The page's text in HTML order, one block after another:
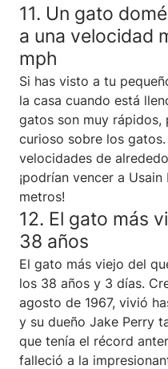
11. Un gato
a una velocidad
mph
Si has visto a tu
la casa cuando está
gatos son muy rápidos,
curioso sobre los
velocidades de
¡podrían vencer a
metros!
12. El gato más
38 años
El gato más viejo del
los 38 años y 3 días.
agosto de 1967, vivió
y su dueño Jake Perry
que tenía el récord
falleció a la